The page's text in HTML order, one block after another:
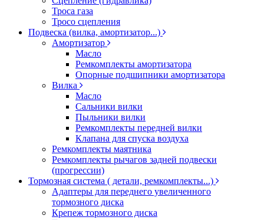
Троса газа
Тросо сцепления
Подвеска (вилка, амортизатор...)
Амортизатор
Масло
Ремкомплекты амортизатора
Опорные подшипники амортизатора
Вилка
Масло
Сальники вилки
Пыльники вилки
Ремкомплекты передней вилки
Клапана для спуска воздуха
Ремкомплекты маятника
Ремкомплекты рычагов задней подвески
(прогрессии)
Тормозная система ( детали, ремкомплекты...)
Адаптеры для переднего увеличенного
тормозного диска
Крепеж тормозного диска